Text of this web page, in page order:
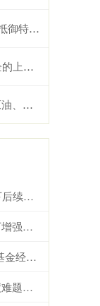
税冲击
规则
1%
东信证券 暑期档票房突破76亿元 冷热分化下后续增长可期
金股配资网 分红回购持续推进 券商多管齐下增强投资者信心
宝融配资 “顺势向下”还是“迎难而上” 成长派基金经理现分歧
金元速配 上市后首次重组折戟 佳华科技业绩难题待解